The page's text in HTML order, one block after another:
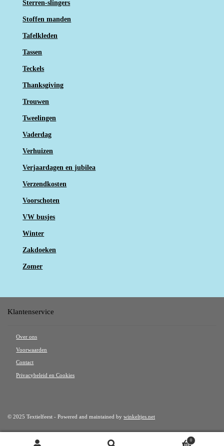
Sterren-slingers
Stoffen manden
Tafelkleden
Tassen
Teckels
Thanksgiving
Trouwen
Tweelingen
Vaderdag
Verhuizen
Verjaardagen en jubilea
Verzendkosten
Voorschoten
VW busjes
Winter
Zakdoeken
Zomer
Klantenservice
Over ons
Voorwaarden
Contact
Privacybeleid en Cookies
© 2025 Textielfeest - Powered and maintained bywinkeltjes.net
0